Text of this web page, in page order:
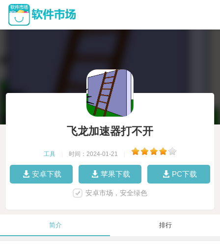
飞龙加速器打不开
工具 时间：2024-01-21
安卓下载 苹果下载 PC下载
安卓市场，安全绿色
简介 排行